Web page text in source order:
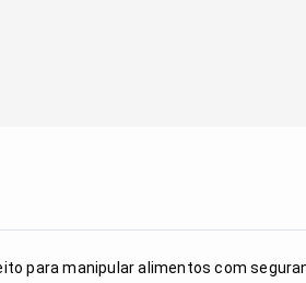
para manipular alimentos com